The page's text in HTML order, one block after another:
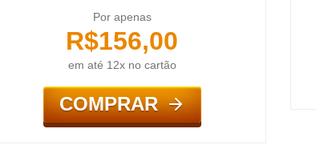
Por apenas
R$156,00
em até 12x no cartão
COMPRAR